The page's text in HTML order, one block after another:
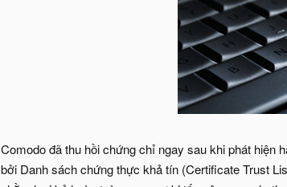
Comodo đã thu hồi chứng chỉ ngay sau khi phát hiện
bởi Danh sách chứng thực khả tín (Certificate Trust